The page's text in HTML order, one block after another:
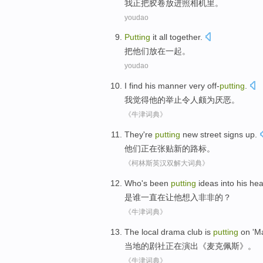
我正把胶卷放进照相机里。
youdao
Putting it all together.
把他们放在一起。
youdao
I find his manner very off-putting
我觉得他的举止令人 颇为厌恶。
《牛津词典》
They're putting new street signs up
他们正在张贴新的路标。
《柯林斯英汉双解大词典》
Who's been putting ideas into his
是谁一直在让他想入非非的？
《牛津词典》
The local drama club is putting on '
当地的剧社正在演出《麦克佩斯》。
《牛津词典》